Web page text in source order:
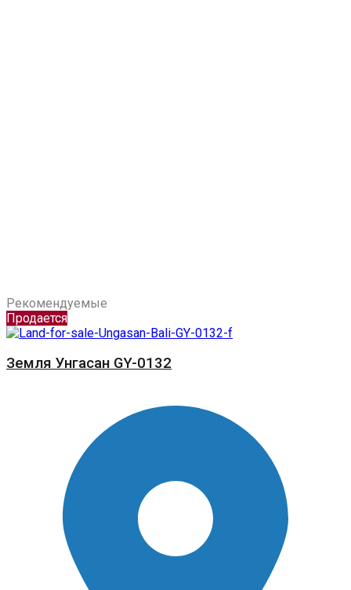
Рекомендуемые
Продается
Земля Унгасан GY-0132